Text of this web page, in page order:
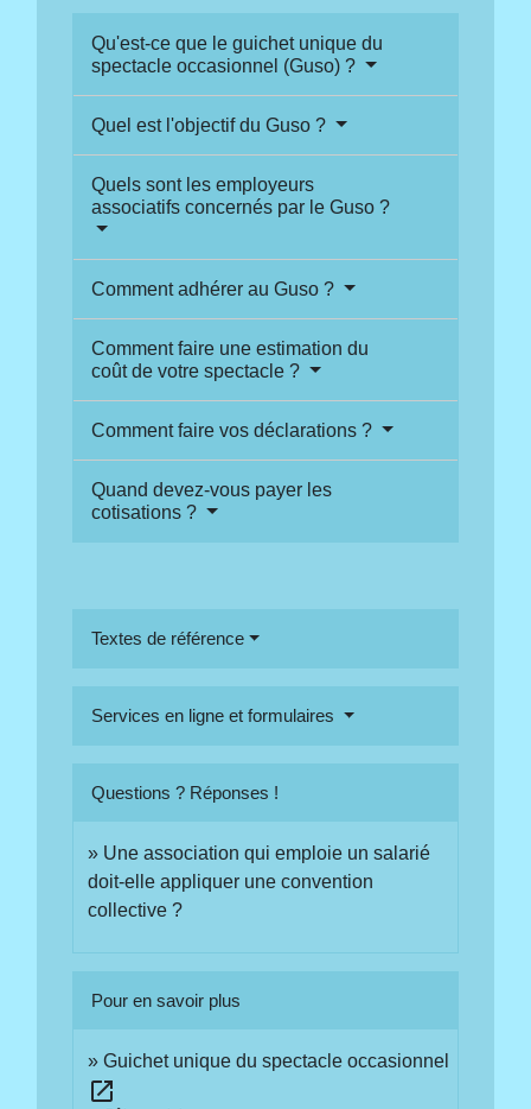
Qu'est-ce que le guichet unique du
spectacle occasionnel (Guso) ?
Quel est l'objectif du Guso ?
Quels sont les employeurs
associatifs concernés par le Guso ?
Comment adhérer au Guso ?
Comment faire une estimation du
coût de votre spectacle ?
Comment faire vos déclarations ?
Quand devez-vous payer les
cotisations ?
Textes de référence
Services en ligne et formulaires
Questions ? Réponses !
Une association qui emploie un salarié
doit-elle appliquer une convention
collective ?
Pour en savoir plus
Guichet unique du spectacle occasionnel
open_in_new